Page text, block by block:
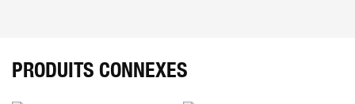
PRODUITS CONNEXES